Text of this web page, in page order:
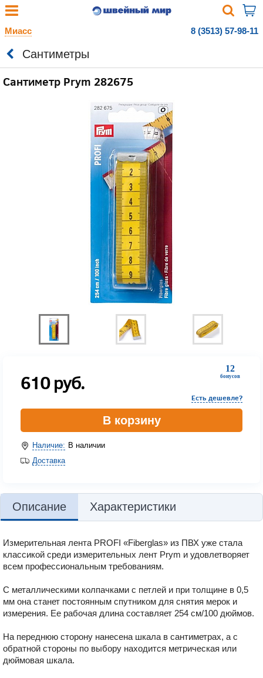
Миасс 8 (3513) 57-98-11
Сантиметры
Сантиметр Prym 282675
12
бонусов
610руб.
Есть дешевле?
В корзину
Наличие: В наличии
Доставка
Описание Характеристики
Измерительная лента PROFI «Fiberglas» из ПВХ уже стала
классикой среди измерительных лент Prym и удовлетворяет
всем профессиональным требованиям.
С металлическими колпачками с петлей и при толщине в 0,5
мм она станет постоянным спутником для снятия мерок и
измерения. Ее рабочая длина составляет 254 см/100 дюймов.
На переднюю сторону нанесена шкала в сантиметрах, а с
обратной стороны по выбору находится метрическая или
дюймовая шкала.